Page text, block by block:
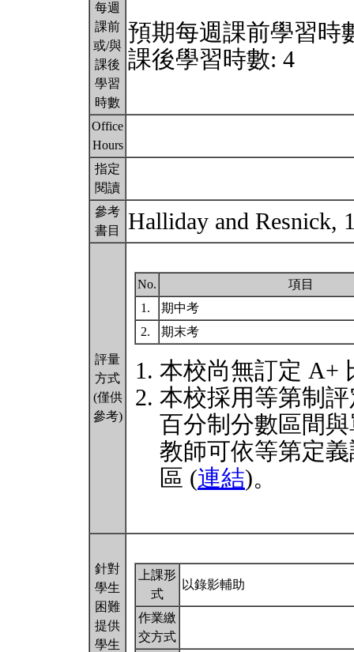
每週
課前
或/與
課後
學習
時數
預期每週課前學習時
課後學習時數: 4
Office
Hours
指定
閱讀
參考
書目
Halliday and Resnick,
評量
方式
(僅供
參考)
No.
項目
1.
期中考
2.
期末考
本校尚無訂定 A+
本校採用等第制
百分制分數區間
教師可依等第定
區 (連結)。
針對
學生
困難
提供
學生
上課形
式
以錄影輔助
作業繳
交方式